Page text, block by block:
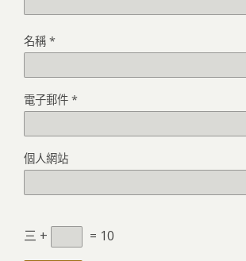
名稱 *
電子郵件 *
個人網站
三 + = 10